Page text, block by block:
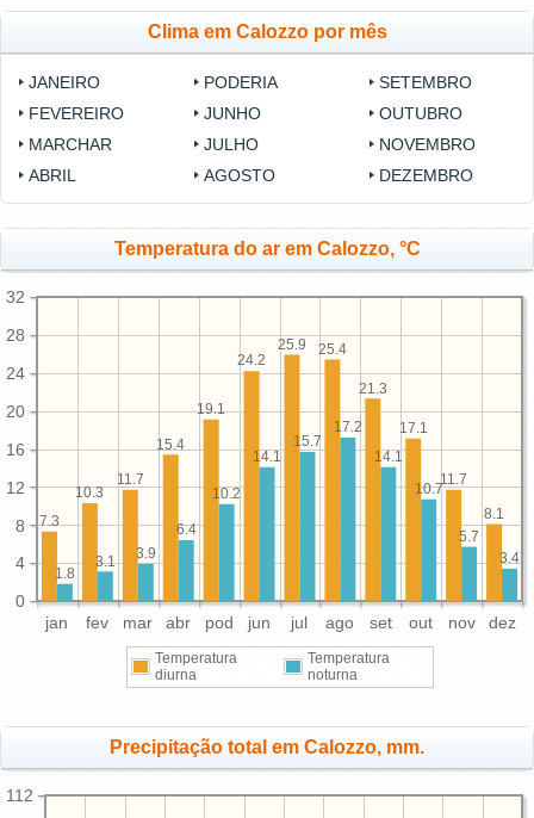
Clima em Calozzo por mês
JANEIRO
FEVEREIRO
MARCHAR
ABRIL
PODERIA
JUNHO
JULHO
AGOSTO
SETEMBRO
OUTUBRO
NOVEMBRO
DEZEMBRO
Temperatura do ar em Calozzo, °C
jan fev mar abr pod jun jul ago set out nov dez
0
4
8
12
16
20
24
28
32
8.1
11.7
17.1
21.3
25.4
25.9
24.2
19.1
15.4
11.7
10.3
7.3
3.4
5.7
10.7
14.1
17.2
15.7
14.1
10.2
6.4
3.9
3.1
1.8
Temperatura
diurna
Temperatura
noturna
Precipitação total em Calozzo, mm.
112